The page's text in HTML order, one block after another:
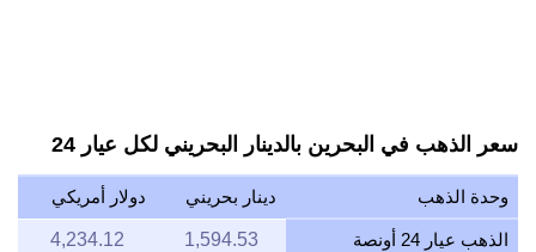
سعر الذهب في البحرين بالدينار البحريني لكل عيار 24
وحدة الذهب دينار بحريني دولار أمريكي
الذهب عيار 24 أونصة 1,594.53
4,234.12